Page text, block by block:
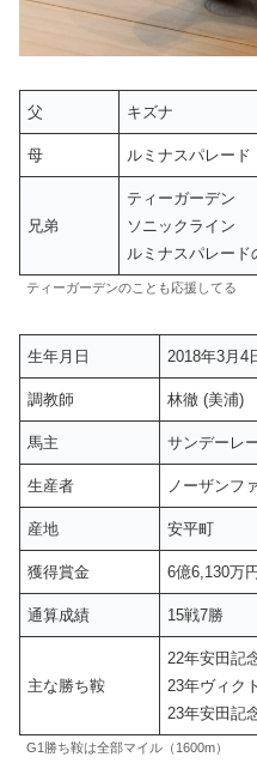
父 キズナ
母 ルミナスパレード
兄弟
ティーガーデン
ソニックライン
ルミナスパレード
ティーガーデンのことも応援してる
生年月日 2018年3月4
調教師 林徹 (美浦)
馬主 サンデーレ
生産者 ノーザンフ
産地 安平町
獲得賞金 6億6,130万円
通算成績 15戦7勝
主な勝ち鞍
22年安田記
23年ヴィク
23年安田記
G1勝ち鞍は全部マイル（1600m）